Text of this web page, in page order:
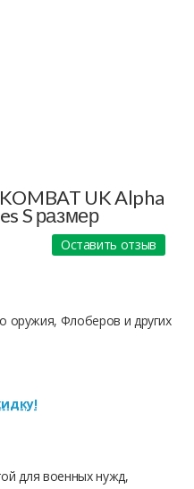
UK Alpha
S размер
Оставить отзыв
оружия, Флоберов и других
для военных нужд,